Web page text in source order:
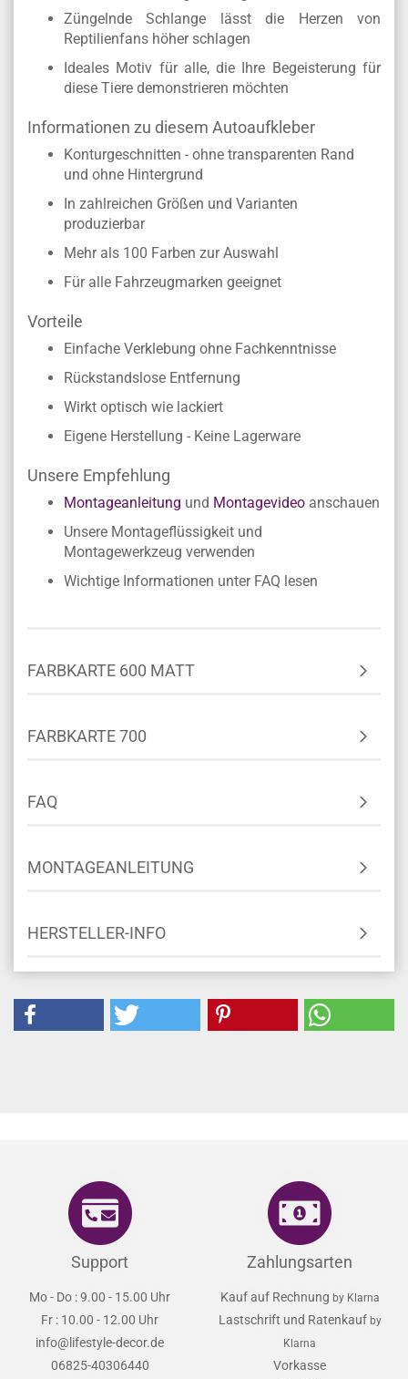
Züngelnde Schlange lässt die Herzen von
Reptilienfans höher schlagen
Ideales Motiv für alle, die Ihre Begeisterung für
diese Tiere demonstrieren möchten
Informationen zu diesem Autoaufkleber
Konturgeschnitten - ohne transparenten Rand
und ohne Hintergrund
In zahlreichen Größen und Varianten
produzierbar
Mehr als 100 Farben zur Auswahl
Für alle Fahrzeugmarken geeignet
Vorteile
Einfache Verklebung ohne Fachkenntnisse
Rückstandslose Entfernung
Wirkt optisch wie lackiert
Eigene Herstellung - Keine Lagerware
Unsere Empfehlung
Montageanleitung und Montagevideo anschauen
Unsere Montageflüssigkeit und
Montagewerkzeug verwenden
Wichtige Informationen unter FAQ lesen
FARBKARTE 600 MATT
FARBKARTE 700
FAQ
MONTAGEANLEITUNG
HERSTELLER-INFO
Support
Mo - Do : 9.00 - 15.00 Uhr
Fr : 10.00 - 12.00 Uhr
info@lifestyle-decor.de
06825-40306440
Zahlungsarten
Kauf auf Rechnung by Klarna
Lastschrift und Ratenkauf by
Klarna
Vorkasse